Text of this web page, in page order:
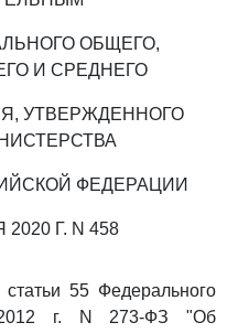
ОБЩЕГО,
И СРЕДНЕГО
УТВЕРЖДЕННОГО
ФЕДЕРАЦИИ
Г. N 458
55 Федерального
г. N 273-ФЗ "Об